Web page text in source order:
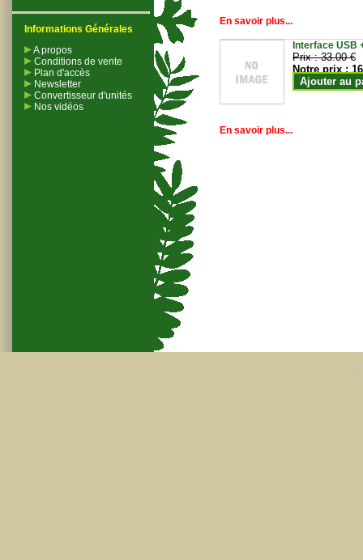
Informations Générales
A propos
Conditions de vente
Plan d'accès
Newsletter
Convertisseur d'unités
Nos vidéos
En savoir plus...
Interface USB
Prix :33.00 €
Notre prix :
Ajouter au
En savoir plus...